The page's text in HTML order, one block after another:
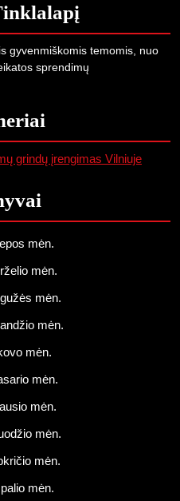
gyvenmiškomis temomis, nuo
sprendimų
grindų įrengimas Vilniuje
mėn.
mėn.
mėn.
mėn.
mėn.
mėn.
mėn.
mėn.
mėn.
mėn.